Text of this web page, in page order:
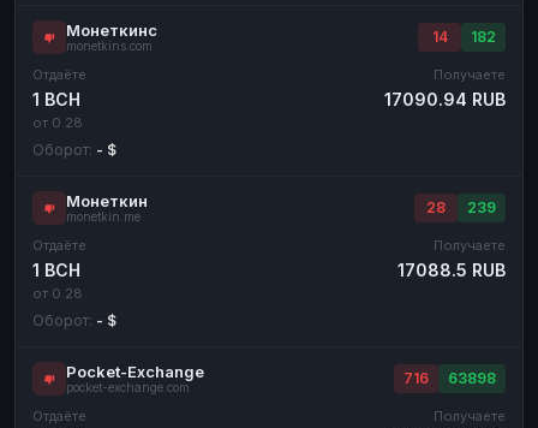
Монеткинс
monetkins.com
14 182
Отдаёте
1 BCH
от 0.28
Получаете
17090.94 RUB
Оборот: - $
Монеткин
monetkin.me
28 239
Отдаёте
1 BCH
от 0.28
Получаете
17088.5 RUB
Оборот: - $
Pocket-Exchange
pocket-exchange.com
716 63898
Отдаёте Получаете